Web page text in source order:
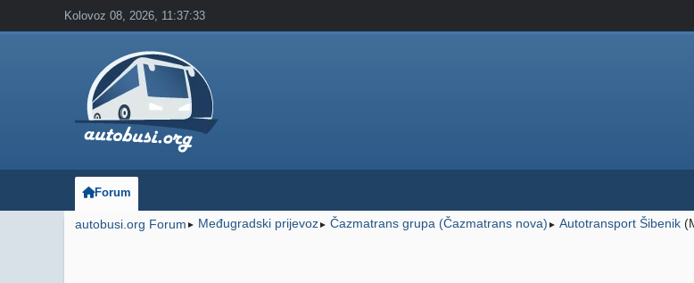
Kolovoz 08, 2026, 11:37:33
Forum
autobusi.org Forum ► Međugradski prijevoz► Čazmatrans grupa (Čazmatrans nova) ► Autotransport Šibenik